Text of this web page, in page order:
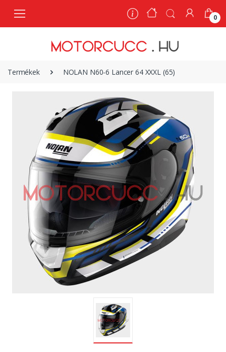
0
Termékek NOLAN N60-6 Lancer 64 XXXL (65)
0